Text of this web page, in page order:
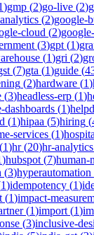
)gmp (2)go-live (2)
(2)google-
cloud (2)
(3)gpt (1)
(1)gri (2)
(7)gta (1)guide (
(2)hardware (1)
(3)headless-erp (1)
dashboards (1)
(1)hipaa (5)hiring (
services (1)
(1)hr(20)hr-analytics
)hubspot (7)human-
(3)hyperautomation
1)idempotency (1)
(1)impact-
(1)import (1)
(3)inclusive-